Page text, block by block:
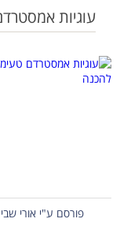
עוגיות
פורסם ע"י אורי